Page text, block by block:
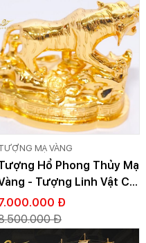
MẠ VÀNG
Hổ Phong Thủy Mạ
- Tượng Linh Vật Cỡ
Đ
Đ